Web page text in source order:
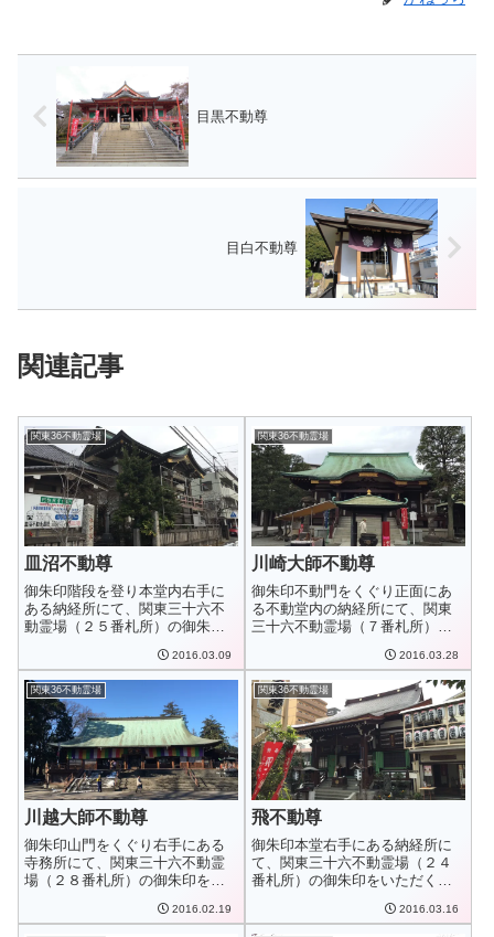
目黒不動尊
目白不動尊
関連記事
関東36不動霊場
皿沼不動尊
御朱印階段を登り本堂内右手に
ある納経所にて、関東三十六不
動霊場（２５番札所）の御朱印
2016.03.09
関東36不動霊場
川崎大師不動尊
御朱印不動門をくぐり正面にあ
る不動堂内の納経所にて、関東
三十六不動霊場（７番札所）の
2016.03.28
関東36不動霊場
川越大師不動尊
御朱印山門をくぐり右手にある
寺務所にて、関東三十六不動霊
場（２８番札所）の御朱印をい
2016.02.19
関東36不動霊場
飛不動尊
御朱印本堂右手にある納経所に
て、関東三十六不動霊場（２４
番札所）の御朱印をいただくこ
2016.03.16